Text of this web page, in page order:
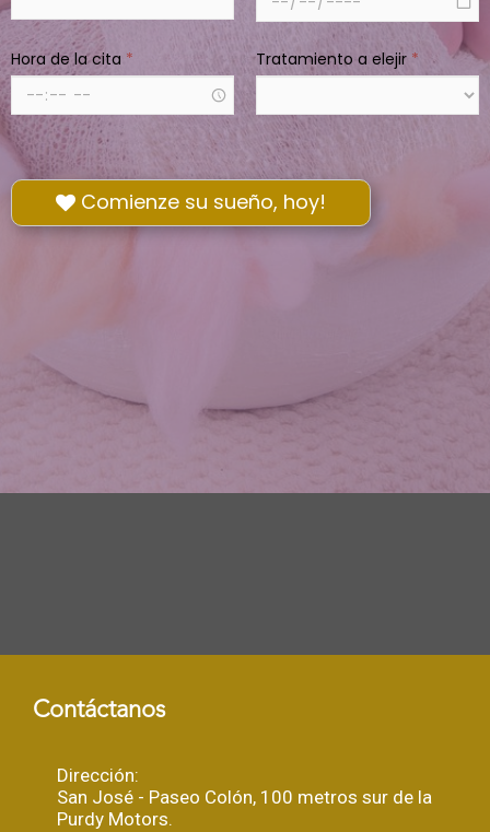
Hora de la cita * Tratamiento a elejir *
 Comienze su sueño, hoy!
Contáctanos
Dirección:
San José - Paseo Colón, 100 metros sur de la
Purdy Motors.